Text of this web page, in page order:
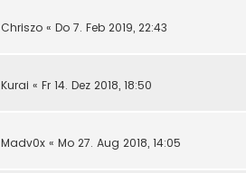
Chriszo « Do 7. Feb 2019, 22:43
Kurai « Fr 14. Dez 2018, 18:50
Madv0x « Mo 27. Aug 2018, 14:05